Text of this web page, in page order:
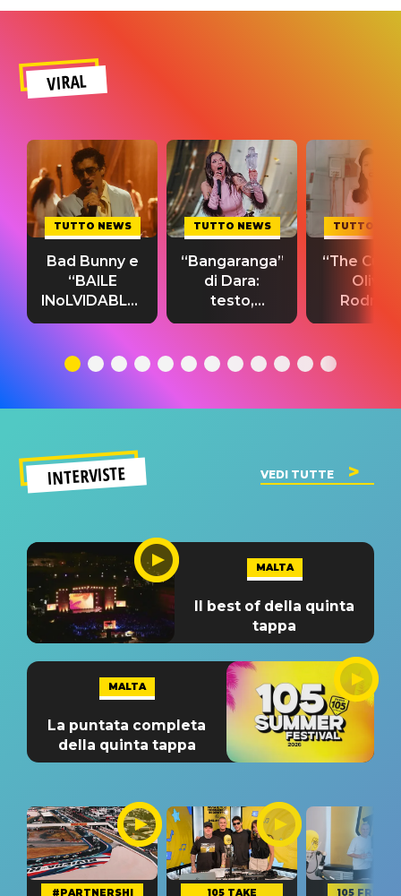
VIRAL
TUTTO NEWS
Bad Bunny e
“BAILE
INoLVIDABLE”:
testo,
significato
TUTTO NEWS
“Bangaranga”
di Dara:
testo,
traduzione e
del singolo
TUTTO
“The
Olivia
testo,
INTERVISTE VEDI TUTTE
MALTA
Il best of della quinta
tappa
MALTA
La puntata completa
della quinta tappa
#PARTNERSHI
105 TAKE
105